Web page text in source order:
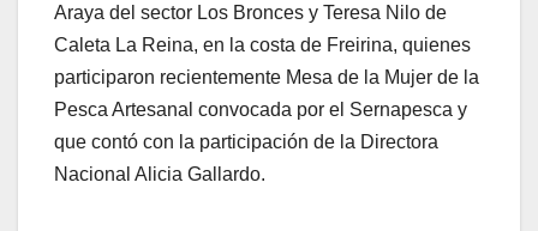
Araya del sector Los Bronces y Teresa Nilo de
Caleta La Reina, en la costa de Freirina, quienes
participaron recientemente Mesa de la Mujer de la
Pesca Artesanal convocada por el Sernapesca y
que contó con la participación de la Directora
Nacional Alicia Gallardo.